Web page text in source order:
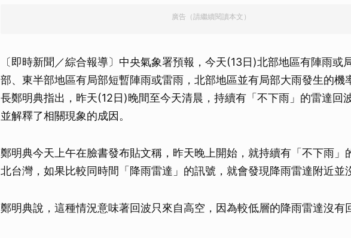
廣告（請繼續閱讀本文）
〔即時新聞／綜合報導〕中央氣象署預報，今天(13日)北部地區有陣雨或
部、東半部地區有局部短暫陣雨或雷雨，北部地區並有局部大雨發生的機
長鄭明典指出，昨天(12日)晚間至今天清晨，持續有「不下雨」的雷達回
並解釋了相關現象的成因。
鄭明典今天上午在臉書發布貼文稱，昨天晚上開始，就持續有「不下雨」
北台灣，如果比較同時間「降雨雷達」的訊號，就會發現降雨雷達附近並
鄭明典說，這種情況意味著回波只來自高空，因為較低層的降雨雷達沒有